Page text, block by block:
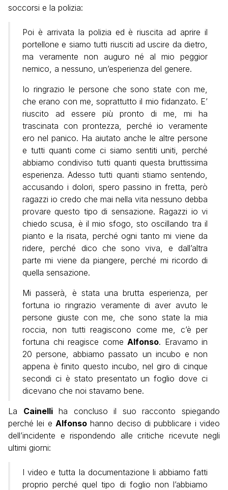
soccorsi e la polizia:
Poi è arrivata la polizia ed è riuscita ad aprire il
portellone e siamo tutti riusciti ad uscire da dietro,
ma veramente non auguro né al mio peggior
nemico, a nessuno, un’esperienza del genere.
Io ringrazio le persone che sono state con me,
che erano con me, soprattutto il mio fidanzato. E’
riuscito ad essere più pronto di me, mi ha
trascinata con prontezza, perché io veramente
ero nel panico. Ha aiutato anche le altre persone
e tutti quanti come ci siamo sentiti uniti, perché
abbiamo condiviso tutti quanti questa bruttissima
esperienza. Adesso tutti quanti stiamo sentendo,
accusando i dolori, spero passino in fretta, però
ragazzi io credo che mai nella vita nessuno debba
provare questo tipo di sensazione. Ragazzi io vi
chiedo scusa, è il mio sfogo, sto oscillando tra il
pianto e la risata, perché ogni tanto mi viene da
ridere, perché dico che sono viva, e dall’altra
parte mi viene da piangere, perché mi ricordo di
quella sensazione.
Mi passerà, è stata una brutta esperienza, per
fortuna io ringrazio veramente di aver avuto le
persone giuste con me, che sono state la mia
roccia, non tutti reagiscono come me, c’è per
fortuna chi reagisce come Alfonso. Eravamo in
20 persone, abbiamo passato un incubo e non
appena è finito questo incubo, nel giro di cinque
secondi ci è stato presentato un foglio dove ci
dicevano che noi stavamo bene.
La Cainelliha concluso il suo racconto spiegando
perché lei e Alfonso hanno deciso di pubblicare i video
dell’incidente e rispondendo alle critiche ricevute negli
ultimi giorni:
I video e tutta la documentazione li abbiamo fatti
proprio perché quel tipo di foglio non l’abbiamo